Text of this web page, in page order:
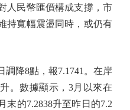
人民幣匯價構成支撐，市
持寬幅震盪同時，或仍有
降8點，報7.1741。在岸
。數據顯示，3月以來在
末的7.2838升至昨日的7.2